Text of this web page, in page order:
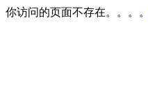
你访问的页面不存在。。。。